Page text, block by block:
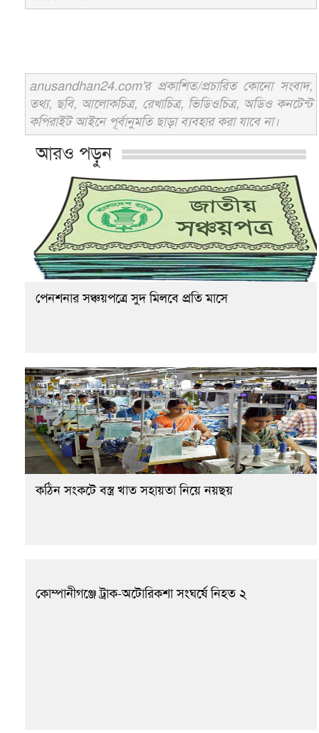
anusandhan24.com'র প্রকাশিত/প্রচারিত কোনো সংবাদ,
তথ্য, ছবি, আলোকচিত্র, রেখাচিত্র, ভিডিওচিত্র, অডিও কনটেন্ট
কপিরাইট আইনে পূর্বানুমতি ছাড়া ব্যবহার করা যাবে না।
আরও পড়ুন
পেনশনার সঞ্চয়পত্রে সুদ মিলবে প্রতি মাসে
কঠিন সংকটে বস্ত্র খাত সহায়তা নিয়ে নয়ছয়
কোম্পানীগঞ্জে ট্রাক-অটোরিকশা সংঘর্ষে নিহত ২